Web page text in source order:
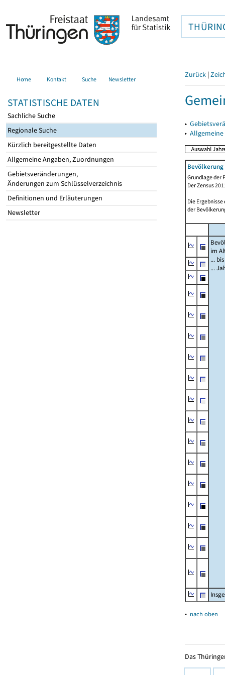
Home Kontakt Suche Newsletter
STATISTISCHE DATEN
Sachliche Suche
Regionale Suche
Kürzlich bereitgestellte Daten
Allgemeine Angaben, Zuordnungen
Gebietsveränderungen,
Änderungen zum Schlüsselverzeichnis
Definitionen und Erläuterungen
Newsletter
Zurück |
▸
▸
Grundlage der
Der Zensus
Die
der
im
...
...
▴ nach oben
Das